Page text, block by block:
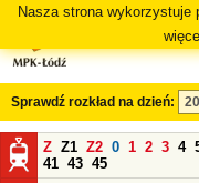
Nasza strona wykorzystuje
Sprawdź rozkład na dzień:
Z Z1 Z2 0 1 2 3 4
41 43 45